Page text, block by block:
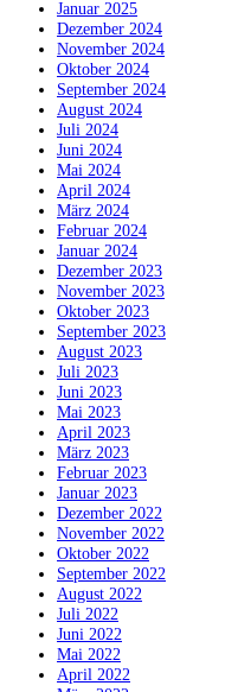
Januar 2025
Dezember 2024
November 2024
Oktober 2024
September 2024
August 2024
Juli 2024
Juni 2024
Mai 2024
April 2024
März 2024
Februar 2024
Januar 2024
Dezember 2023
November 2023
Oktober 2023
September 2023
August 2023
Juli 2023
Juni 2023
Mai 2023
April 2023
März 2023
Februar 2023
Januar 2023
Dezember 2022
November 2022
Oktober 2022
September 2022
August 2022
Juli 2022
Juni 2022
Mai 2022
April 2022